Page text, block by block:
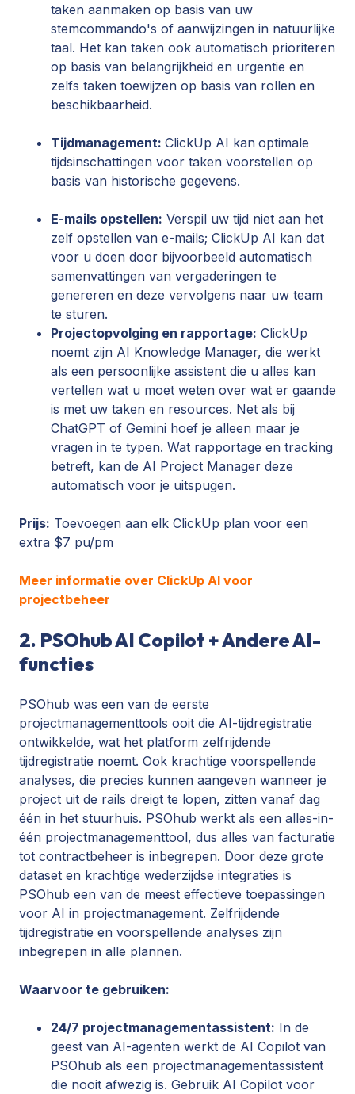
taken aanmaken op basis van uw
stemcommando's of aanwijzingen in natuurlijke
taal. Het kan taken ook automatisch prioriteren
op basis van belangrijkheid en urgentie en
zelfs taken toewijzen op basis van rollen en
beschikbaarheid.
Tijdmanagement: ClickUp AI kan optimale
tijdsinschattingen voor taken voorstellen op
basis van historische gegevens.
E-mails opstellen: Verspil uw tijd niet aan het
zelf opstellen van e-mails; ClickUp AI kan dat
voor u doen door bijvoorbeeld automatisch
samenvattingen van vergaderingen te
genereren en deze vervolgens naar uw team
te sturen.
Projectopvolging en rapportage: ClickUp
noemt zijn AI Knowledge Manager, die werkt
als een persoonlijke assistent die u alles kan
vertellen wat u moet weten over wat er gaande
is met uw taken en resources. Net als bij
ChatGPT of Gemini hoef je alleen maar je
vragen in te typen. Wat rapportage en tracking
betreft, kan de AI Project Manager deze
automatisch voor je uitspugen.
Prijs: Toevoegen aan elk ClickUp plan voor een
extra $7 pu/pm
Meer informatie over ClickUp AI voor
projectbeheer
2. PSOhub AI Copilot + Andere AI-
functies
PSOhub was een van de eerste
projectmanagementtools ooit die AI-tijdregistratie
ontwikkelde, wat het platform zelfrijdende
tijdregistratie noemt. Ook krachtige voorspellende
analyses, die precies kunnen aangeven wanneer je
project uit de rails dreigt te lopen, zitten vanaf dag
één in het stuurhuis. PSOhub werkt als een alles-in-
één projectmanagementtool, dus alles van facturatie
tot contractbeheer is inbegrepen. Door deze grote
dataset en krachtige wederzijdse integraties is
PSOhub een van de meest effectieve toepassingen
voor AI in projectmanagement. Zelfrijdende
tijdregistratie en voorspellende analyses zijn
inbegrepen in alle plannen.
Waarvoor te gebruiken:
24/7 projectmanagementassistent: In de
geest van AI-agenten werkt de AI Copilot van
PSOhub als een projectmanagementassistent
die nooit afwezig is. Gebruik AI Copilot voor